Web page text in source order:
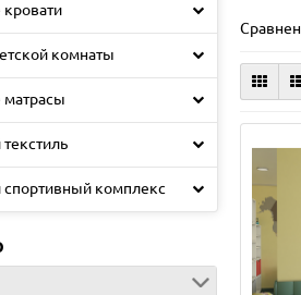
кровати
комнаты
матрасы
спортивный комплекс